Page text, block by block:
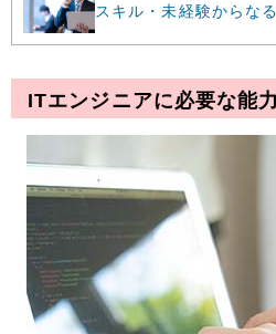
スキル・未経験からな
ITエンジニアに必要な能